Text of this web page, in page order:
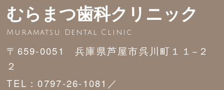
むらまつ歯科クリニック
Muramatsu Dental Clinic
〒659-0051 兵庫県芦屋市呉川町１１−２
２
TEL：0797-26-1081／